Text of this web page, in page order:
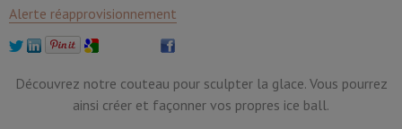
Alerte réapprovisionnement
Découvrez notre couteau pour sculpter la glace. Vous pourrez
ainsi créer et façonner vos propres ice ball.